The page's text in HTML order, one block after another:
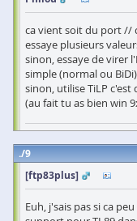
ca vient soit du port //
essaye plusieurs
sinon, essaye de virer
simple (normal ou BiDi)
sinon, utilise TiLP c'est
(au fait tu as bien win
9
[ftp83plus]
Euh, j'sais pas si ca